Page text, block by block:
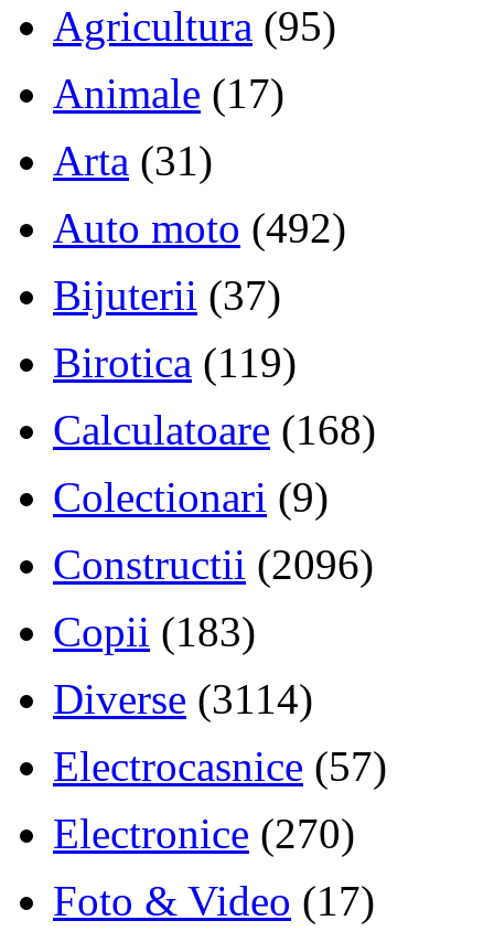
Agricultura (95)
Animale (17)
Arta (31)
Auto moto (492)
Bijuterii (37)
Birotica (119)
Calculatoare (168)
Colectionari (9)
Constructii (2096)
Copii (183)
Diverse (3114)
Electrocasnice (57)
Electronice (270)
Foto & Video (17)